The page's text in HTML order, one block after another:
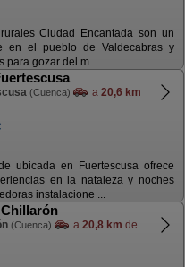
Ciudad Encantada son un
en el pueblo de Valdecabras y
para gozar del m ...
(Cuenca) a 20,6 km
ubicada en Fuertescusa ofrece
en la nataleza y noches
instalacione ...
(Cuenca) a 20,8 km de